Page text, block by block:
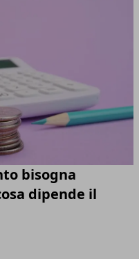
bisogna
dipende il